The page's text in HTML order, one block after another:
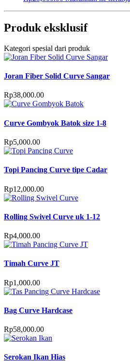
Produk eksklusif
Kategori spesial dari produk
Joran Fiber Solid Curve Sangar
Rp38,000.00
Curve Gombyok Batok size 1-8
Rp5,000.00
Topi Pancing Curve tipe Cadar
Rp12,000.00
Rolling Swivel Curve uk 1-12
Rp4,000.00
Timah Curve JT
Rp1,000.00
Bag Curve Hardcase
Rp58,000.00
Serokan Ikan Hias